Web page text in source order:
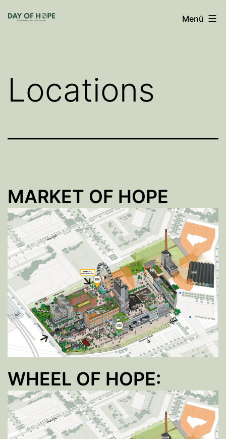
Inhalt
Menü
Locations
MARKET OF HOPE
WHEEL OF HOPE: